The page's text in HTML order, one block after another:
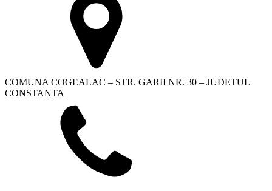
COMUNA COGEALAC – STR. GARII NR. 30 – JUDETUL
CONSTANTA